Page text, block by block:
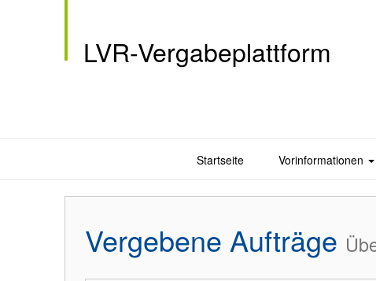
LVR-Vergabeplattform
Startseite Vorinformationen
Vergebene Aufträge